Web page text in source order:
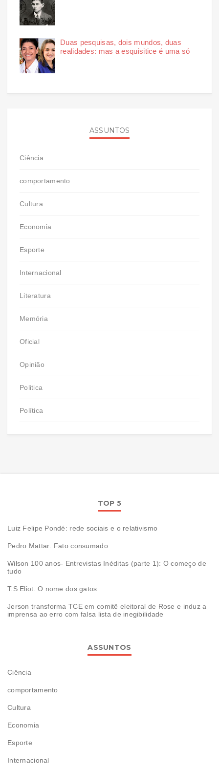
Duas pesquisas, dois mundos, duas
realidades: mas a esquisitice é uma só
ASSUNTOS
Ciência
comportamento
Cultura
Economia
Esporte
Internacional
Literatura
Memória
Oficial
Opinião
Politica
Política
TOP 5
Luiz Felipe Pondé: rede sociais e o relativismo
Pedro Mattar: Fato consumado
Wilson 100 anos- Entrevistas Inéditas (parte 1): O começo de
tudo
T.S Eliot: O nome dos gatos
Jerson transforma TCE em comitê eleitoral de Rose e induz a
imprensa ao erro com falsa lista de inegibilidade
ASSUNTOS
Ciência
comportamento
Cultura
Economia
Esporte
Internacional